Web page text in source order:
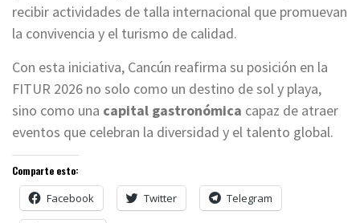
recibir actividades de talla internacional que promuevan
la convivencia y el turismo de calidad.
Con esta iniciativa, Cancún reafirma su posición en la
FITUR 2026 no solo como un destino de sol y playa,
sino como una capital gastronómica capaz de atraer
eventos que celebran la diversidad y el talento global.
Comparte esto:
Facebook Twitter Telegram